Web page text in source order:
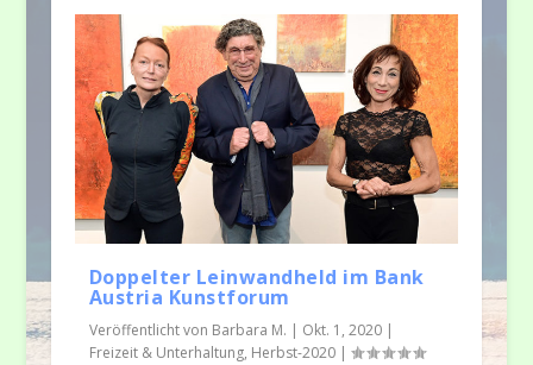
Doppelter Leinwandheld im Bank
Austria Kunstforum
Veröffentlicht von Barbara M. | Okt. 1, 2020|
Freizeit & Unterhaltung, Herbst-2020|